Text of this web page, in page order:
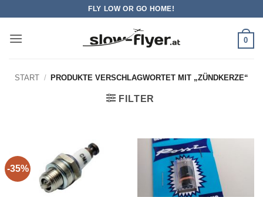
springen
FLY LOW OR GO HOME!
0
START / PRODUKTE VERSCHLAGWORTET MIT „ZÜNDKERZE“
FILTER
-35%